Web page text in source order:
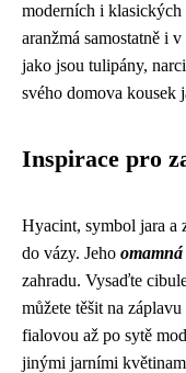
moderních i
aranžmá samostatně i
jako jsou tulipány,
svého domova kousek
Inspirace pro
Hyacint, symbol jara a
do vázy. Jeho
zahradu. Vysaďte
můžete těšit na
fialovou až po sytě
jinými jarními